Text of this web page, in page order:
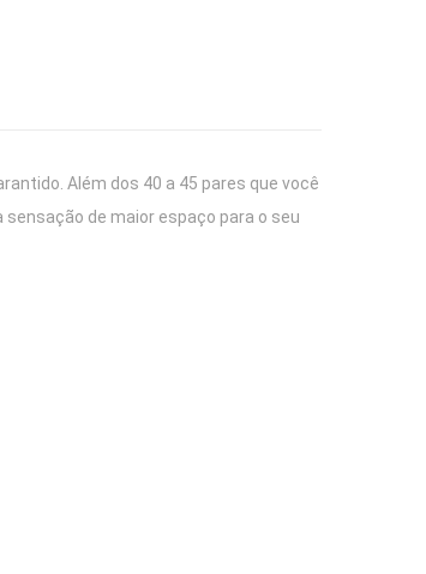
Além dos 40 a 45 pares que você
de maior espaço para o seu